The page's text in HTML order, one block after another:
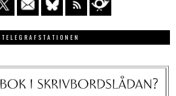
TELEGRAFSTATIONEN